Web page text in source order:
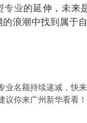
专业的延伸，未来
浪潮中找到属于自
业名额持续递减，快来
议你来广州新华看看！